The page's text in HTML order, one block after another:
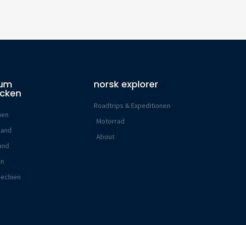
norsk explorer
Roadtrips & Expeditionen
Motorrad
About